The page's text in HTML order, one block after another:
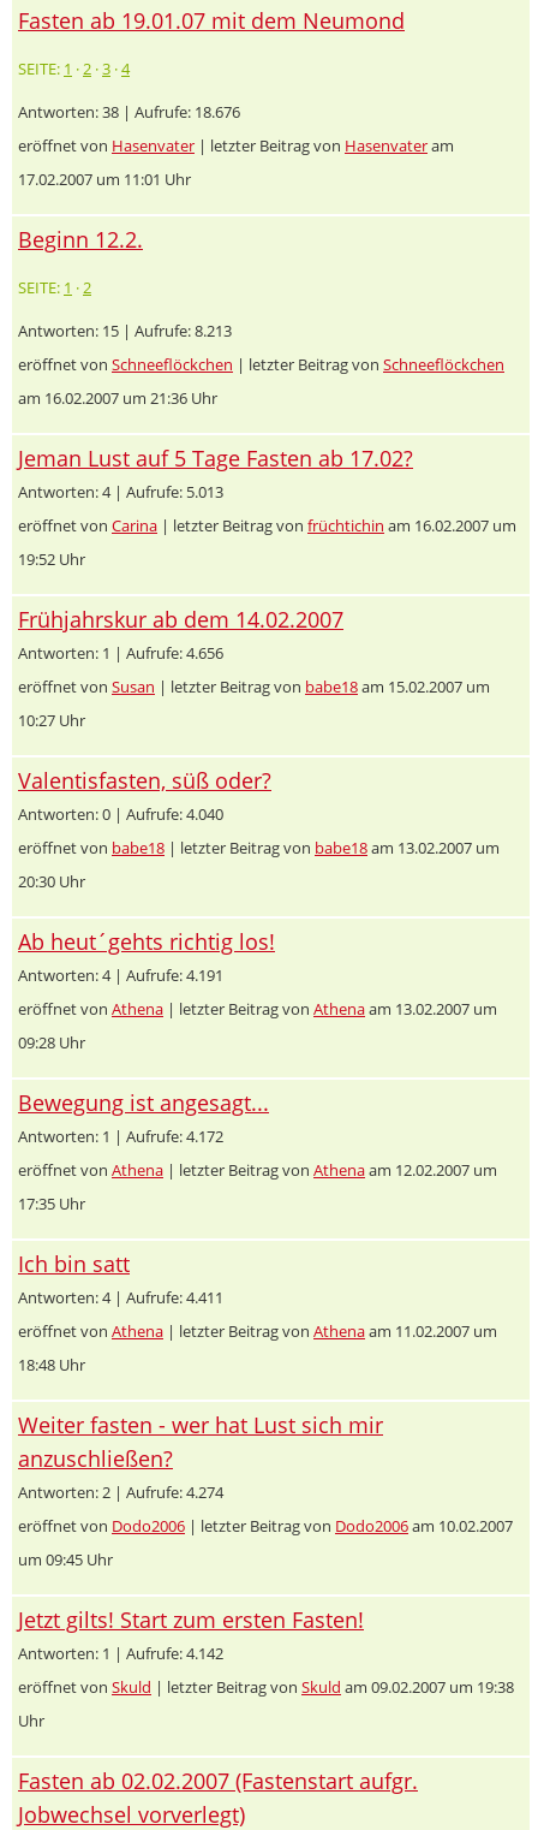
Fasten ab 19.01.07 mit dem Neumond
SEITE: 1 ·2 ·3 ·4
Antworten: 38 | Aufrufe: 18.676
eröffnet von Hasenvater | letzter Beitrag von Hasenvateram
17.02.2007 um 11:01 Uhr
Beginn 12.2.
SEITE: 1 ·2
Antworten: 15 | Aufrufe: 8.213
eröffnet von Schneeflöckchen | letzter Beitrag von Schneeflöckchen
am 16.02.2007 um 21:36 Uhr
Jeman Lust auf 5 Tage Fasten ab 17.02?
Antworten: 4 | Aufrufe: 5.013
eröffnet von Carina | letzter Beitrag von früchtichin am 16.02.2007 um
19:52 Uhr
Frühjahrskur ab dem 14.02.2007
Antworten: 1 | Aufrufe: 4.656
eröffnet von Susan | letzter Beitrag von babe18am 15.02.2007 um
10:27 Uhr
Valentisfasten, süß oder?
Antworten: 0 | Aufrufe: 4.040
eröffnet von babe18 | letzter Beitrag von babe18am 13.02.2007 um
20:30 Uhr
Ab heut´gehts richtig los!
Antworten: 4 | Aufrufe: 4.191
eröffnet von Athena | letzter Beitrag von Athenaam 13.02.2007 um
09:28 Uhr
Bewegung ist angesagt...
Antworten: 1 | Aufrufe: 4.172
eröffnet von Athena | letzter Beitrag von Athenaam 12.02.2007 um
17:35 Uhr
Ich bin satt
Antworten: 4 | Aufrufe: 4.411
eröffnet von Athena | letzter Beitrag von Athenaam 11.02.2007 um
18:48 Uhr
Weiter fasten - wer hat Lust sich mir
anzuschließen?
Antworten: 2 | Aufrufe: 4.274
eröffnet von Dodo2006 | letzter Beitrag von Dodo2006am 10.02.2007
um 09:45 Uhr
Jetzt gilts! Start zum ersten Fasten!
Antworten: 1 | Aufrufe: 4.142
eröffnet von Skuld | letzter Beitrag von Skuld am 09.02.2007 um 19:38
Uhr
Fasten ab 02.02.2007 (Fastenstart aufgr.
Jobwechsel vorverlegt)